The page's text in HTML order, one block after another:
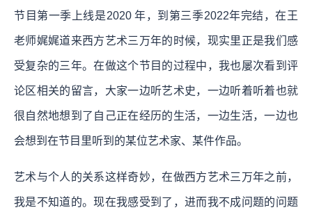
节目第一季上线是2020 年，到第三季2022年完结，在王
老师娓娓道来西方艺术三万年的时候，现实里正是我们感
受复杂的三年。在做这个节目的过程中，我也屡次看到评
论区相关的留言，大家一边听艺术史，一边听着听着也就
很自然地想到了自己正在经历的生活，一边生活，一边也
会想到在节目里听到的某位艺术家、某件作品。
艺术与个人的关系这样奇妙，在做西方艺术三万年之前，
我是不知道的。现在我感受到了，进而我不成问题的问题